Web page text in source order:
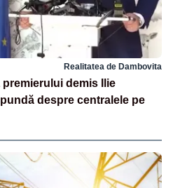
Realitatea de Dambovita
demis Ilie
despre centralele pe